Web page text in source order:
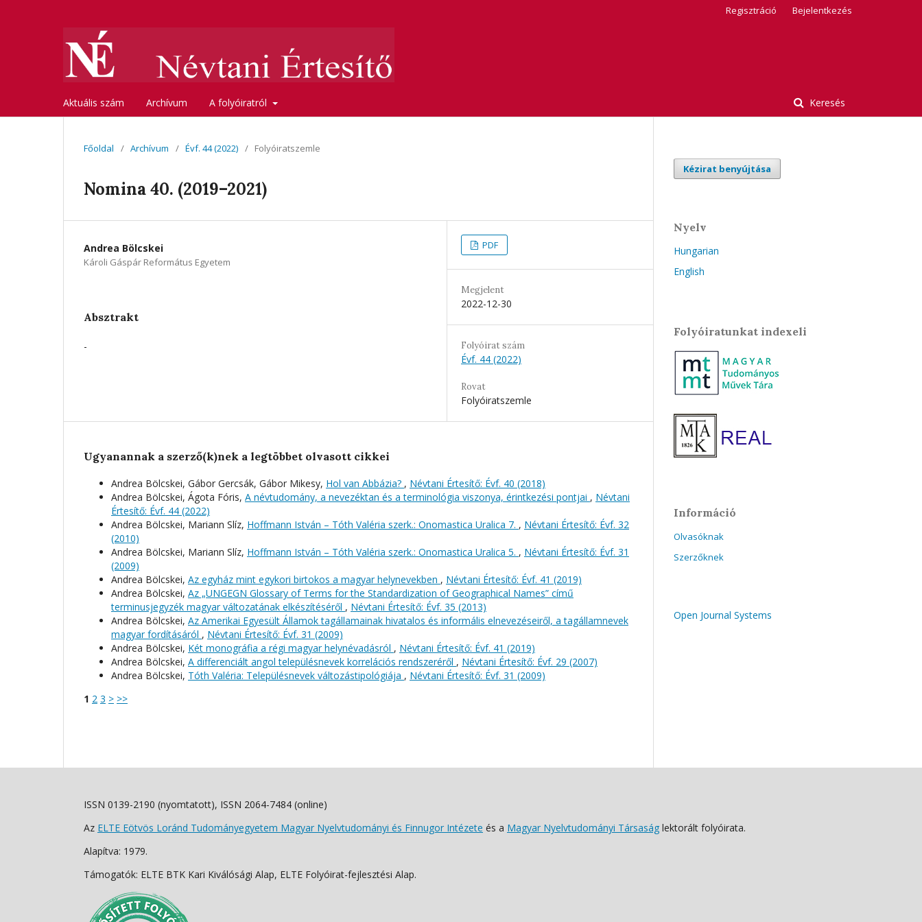
Aktuális szám Archívum A folyóiratról Keresés
Regisztráció Bejelentkezés
Főoldal / Archívum / Évf. 44 (2022) / Folyóiratszemle
Nomina 40. (2019–2021)
Andrea Bölcskei
Károli Gáspár Református Egyetem
Absztrakt
-
PDF
Megjelent
2022-12-30
Folyóirat szám
Évf. 44 (2022)
Rovat
Folyóiratszemle
Ugyanannak a szerző(k)nek a legtöbbet olvasott cikkei
Andrea Bölcskei, Gábor Gercsák, Gábor Mikesy, Hol van Abbázia? , Névtani Értesítő: Évf. 40 (2018)
Andrea Bölcskei, Ágota Fóris, A névtudomány, a nevezéktan és a terminológia viszonya, érintkezési pontjai , Névtani
Értesítő: Évf. 44 (2022)
Andrea Bölcskei, Mariann Slíz, Hoffmann István – Tóth Valéria szerk.: Onomastica Uralica 7. , Névtani Értesítő: Évf. 32
(2010)
Andrea Bölcskei, Mariann Slíz, Hoffmann István – Tóth Valéria szerk.: Onomastica Uralica 5. , Névtani Értesítő: Évf. 31
(2009)
Andrea Bölcskei, Az egyház mint egykori birtokos a magyar helynevekben , Névtani Értesítő: Évf. 41 (2019)
Andrea Bölcskei, Az „UNGEGN Glossary of Terms for the Standardization of Geographical Names” című
terminusjegyzék magyar változatának elkészítéséről , Névtani Értesítő: Évf. 35 (2013)
Andrea Bölcskei, Az Amerikai Egyesült Államok tagállamainak hivatalos és informális elnevezéseiről, a tagállamnevek
magyar fordításáról , Névtani Értesítő: Évf. 31 (2009)
Andrea Bölcskei, Két monográfia a régi magyar helynévadásról , Névtani Értesítő: Évf. 41 (2019)
Andrea Bölcskei, A differenciált angol településnevek korrelációs rendszeréről , Névtani Értesítő: Évf. 29 (2007)
Andrea Bölcskei, Tóth Valéria: Településnevek változástipológiája , Névtani Értesítő: Évf. 31 (2009)
1 2 3 > >>
Kézirat benyújtása
Nyelv
Hungarian
English
Folyóiratunkat indexeli
Információ
Olvasóknak
Szerzőknek
Open Journal Systems
ISSN 0139-2190 (nyomtatott), ISSN 2064-7484 (online)
Az ELTE Eötvös Loránd Tudományegyetem Magyar Nyelvtudományi és Finnugor Intézete és a Magyar Nyelvtudományi Társaság lektorált folyóirata.
Alapítva: 1979.
Támogatók: ELTE BTK Kari Kiválósági Alap, ELTE Folyóirat-fejlesztési Alap.